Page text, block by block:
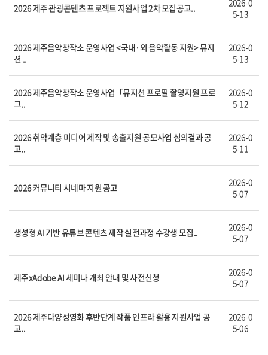
2026 제주 관광콘텐츠 프로젝트 지원사업 2차 모집공고..
2026-0
5-13
2026 제주음악창작소 운영사업 <국내·외 음악활동 지원> 뮤지
션 ..
2026-0
5-13
2026 제주음악창작소 운영사업「뮤지션 프로필 촬영지원 프로
그..
2026-0
5-12
2026 취약계층 미디어 제작 및 송출지원 공모사업 심의결과 공
고..
2026-0
5-11
2026 커뮤니티 시네마 지원 공고
2026-0
5-07
생성형 AI 기반 유튜브 콘텐츠 제작 실전과정 수강생 모집..
2026-0
5-07
제주xAdobe AI 세미나 개최 안내 및 사전신청
2026-0
5-07
2026 제주다양성영화 후반단계 작품 인프라 활용 지원사업 공
고..
2026-0
5-06